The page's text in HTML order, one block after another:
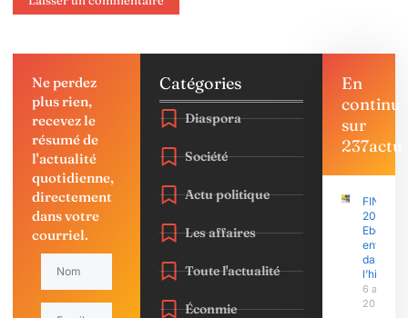
Ne perdez
plus rien,
recevez le
résumé de
l'actualité
quotidienne,
directement
dans votre
courriel.
Catégories
Diaspora
Société
Actu politique
Les affaires
Toute l'actualité
Éconmie
En
continu
sur
237actu
FINAJU
2026 :
Ebolowa
entre
dans
l’histoire
6 août
2026